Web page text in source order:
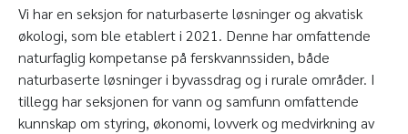
Vi har en seksjon for naturbaserte løsninger og akvatisk
økologi, som ble etablert i 2021. Denne har omfattende
naturfaglig kompetanse på ferskvannssiden, både
naturbaserte løsninger i byvassdrag og i rurale områder. I
tillegg har seksjonen for vann og samfunn omfattende
kunnskap om styring, økonomi, lovverk og medvirkning av